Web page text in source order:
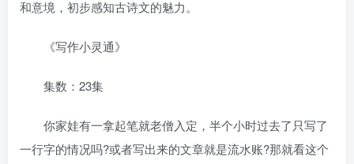
和意境，初步感知古诗文的魅力。
《写作小灵通》
集数：23集
你家娃有一拿起笔就老僧入定，半个小时过去了只写了
一行字的情况吗?或者写出来的文章就是流水账?那就看这个